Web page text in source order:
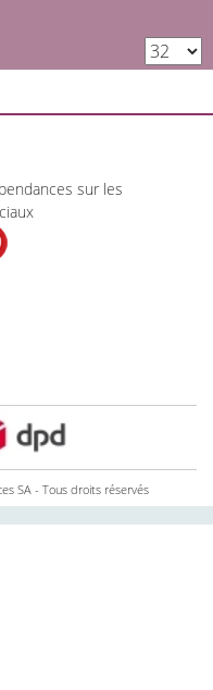
sur les
SA - Tous droits réservés